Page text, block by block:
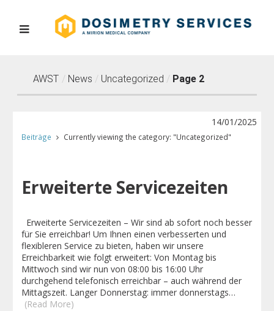
AWST / News / Uncategorized / Page 2
14/01/2025
Beiträge Currently viewing the category: "Uncategorized"
Erweiterte Servicezeiten
Erweiterte Servicezeiten – Wir sind ab sofort noch besser
für Sie erreichbar! Um Ihnen einen verbesserten und
flexibleren Service zu bieten, haben wir unsere
Erreichbarkeit wie folgt erweitert: Von Montag bis
Mittwoch sind wir nun von 08:00 bis 16:00 Uhr
durchgehend telefonisch erreichbar – auch während der
Mittagszeit. Langer Donnerstag: immer donnerstags…
(Read More)